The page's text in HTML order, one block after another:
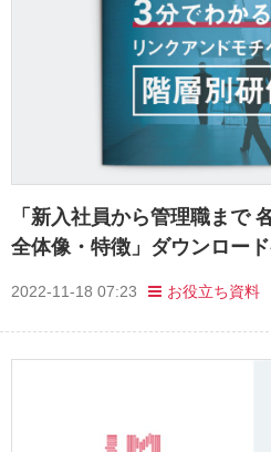
「新入社員から管理職まで
全体像・特徴」ダウンロー
2022-11-18 07:23 お役立ち資料